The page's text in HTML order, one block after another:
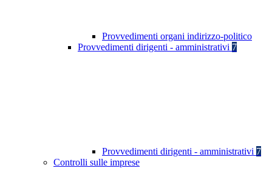
Provvedimenti organi indirizzo-politico
Provvedimenti dirigenti - amministrativi 7
Provvedimenti dirigenti - amministrativi 7
Controlli sulle imprese